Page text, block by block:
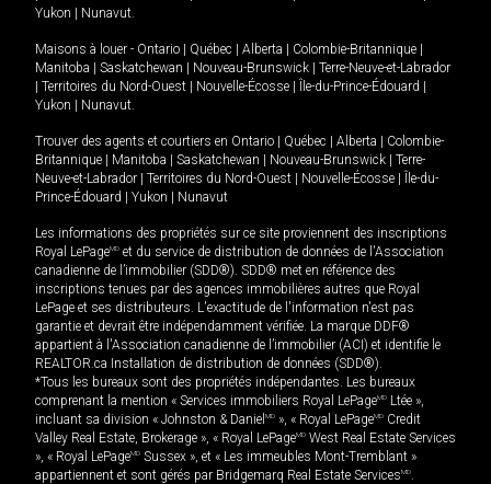
Yukon
Nunavut.
Maisons à louer - Ontario Québec Alberta Colombie-Britannique
Manitoba
Saskatchewan Nouveau-Brunswick
Terre-Neuve-et-Labrador
Territoires du Nord-Ouest Nouvelle-Écosse Île-du-Prince-Édouard
Yukon
Nunavut.
Trouver des agents et courtiers en Ontario Québec Alberta
Colombie-
Britannique
Manitoba Saskatchewan Nouveau-Brunswick
Terre-
Neuve-et-Labrador
Territoires du Nord-Ouest Nouvelle-Écosse
Île-du-
Prince-Édouard
Yukon Nunavut
Les informations des propriétés sur ce site proviennent des inscriptions
Royal LePageMD et du service de distribution de données de l'Association
canadienne de l’immobilier (SDD®). SDD® met en référence des
inscriptions tenues par des agences immobilières autres que Royal
LePage et ses distributeurs. L'exactitude de l'information n'est pas
garantie et devrait être indépendamment vérifiée. La marque DDF®
appartient à l'Association canadienne de l’immobilier (ACI) et identifie le
REALTOR.ca Installation de distribution de données (SDD®).
*Tous les bureaux sont des propriétés indépendantes. Les bureaux
comprenant la mention « Services immobiliers Royal LePageMD Ltée »,
incluant sa division « Johnston & Daniel MD », « Royal LePageMD Credit
Valley Real Estate, Brokerage », « Royal LePageMD West Real Estate Services
», « Royal LePageMD Sussex », et « Les immeubles Mont-Tremblant »
appartiennent et sont gérés par Bridgemarq Real Estate ServicesMD.